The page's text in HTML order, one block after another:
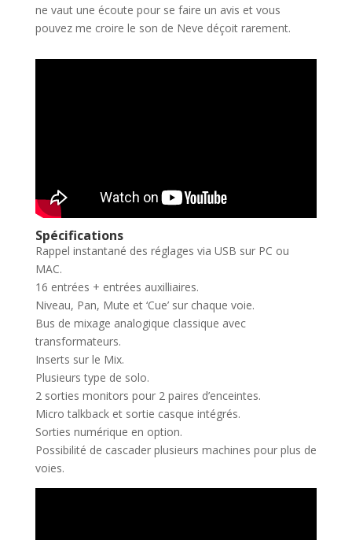
ne vaut une écoute pour se faire un avis et vous
pouvez me croire le son de Neve déçoit rarement.
Spécifications
Rappel instantané des réglages via USB sur PC ou
MAC.
16 entrées + entrées auxilliaires.
Niveau, Pan, Mute et ‘Cue’ sur chaque voie.
Bus de mixage analogique classique avec
transformateurs.
Inserts sur le Mix.
Plusieurs type de solo.
2 sorties monitors pour 2 paires d’enceintes.
Micro talkback et sortie casque intégrés.
Sorties numérique en option.
Possibilité de cascader plusieurs machines pour plus de
voies.